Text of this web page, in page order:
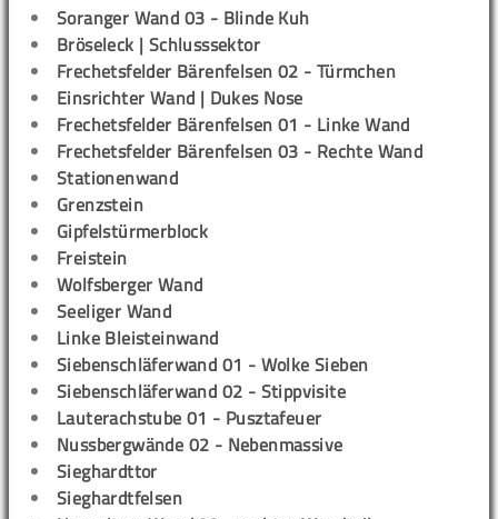
Soranger Wand 03 - Blinde Kuh
Bröseleck | Schlusssektor
Frechetsfelder Bärenfelsen 02 - Türmchen
Einsrichter Wand | Dukes Nose
Frechetsfelder Bärenfelsen 01 - Linke Wand
Frechetsfelder Bärenfelsen 03 - Rechte Wand
Stationenwand
Grenzstein
Gipfelstürmerblock
Freistein
Wolfsberger Wand
Seeliger Wand
Linke Bleisteinwand
Siebenschläferwand 01 - Wolke Sieben
Siebenschläferwand 02 - Stippvisite
Lauterachstube 01 - Pusztafeuer
Nussbergwände 02 - Nebenmassive
Sieghardttor
Sieghardtfelsen